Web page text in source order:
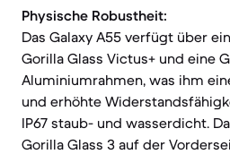
Physische Robustheit:
Das Galaxy A55 verfügt über
Gorilla Glass Victus+ und eine
Aluminiumrahmen, was ihm
und erhöhte
IP67 staub- und wasserdicht.
Gorilla Glass 3 auf der